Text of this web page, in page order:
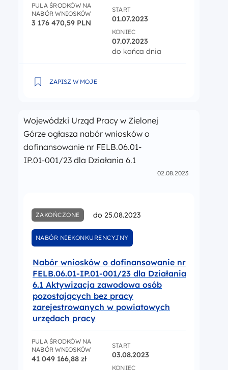
PULA ŚRODKÓW NA
NABÓR WNIOSKÓW
3 176 470,59 PLN
START
01.07.2023
KONIEC
07.07.2023
do końca dnia
ZAPISZ W MOJE
Przyjęcie do realizacji projektu pt. „Lubuskie
Wojewódzki Urząd Pracy w Zielonej
Górze ogłasza nabór wniosków o
dofinansowanie nr FELB.06.01-
IP.01-001/23 dla Działania 6.1
02.08.2023
ZAKOŃCZONE do 25.08.2023
NABÓR NIEKONKURENCYJNY
Nabór wniosków o dofinansowanie nr
FELB.06.01-IP.01-001/23 dla Działania
6.1 Aktywizacja zawodowa osób
pozostających bez pracy
zarejestrowanych w powiatowych
urzędach pracy
PULA ŚRODKÓW NA
NABÓR WNIOSKÓW
41 049 166,88 zł
START
03.08.2023
KONIEC